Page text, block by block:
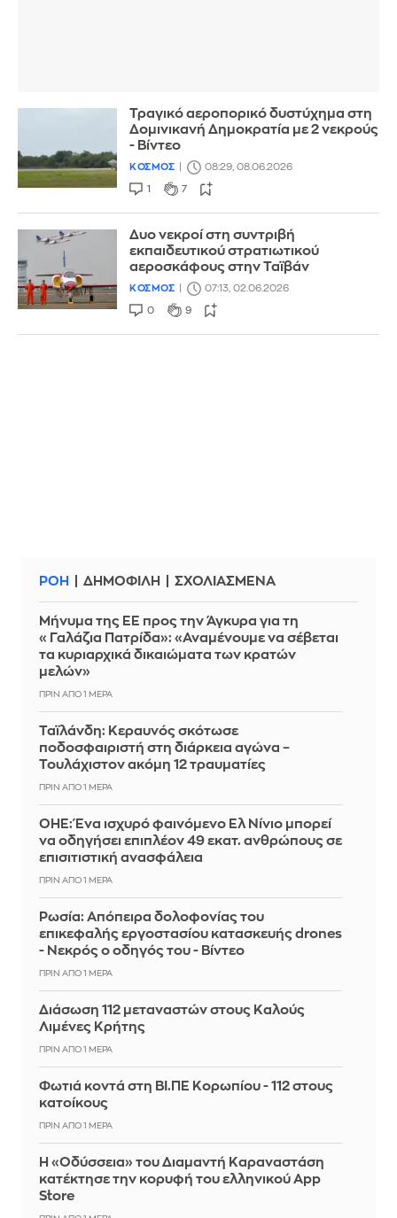
Τραγικό αεροπορικό δυστύχημα στη
Δομινικανή Δημοκρατία με 2 νεκρούς
- Βίντεο
ΚΟΣΜΟΣ 08:29, 08.06.2026
1 7
Δυο νεκροί στη συντριβή
εκπαιδευτικού στρατιωτικού
αεροσκάφους στην Ταϊβάν
ΚΟΣΜΟΣ 07:13, 02.06.2026
0 9
ΡΟΗ ΔΗΜΟΦΙΛΗ ΣΧΟΛΙΑΣΜΕΝΑ
Μήνυμα της ΕΕ προς την Άγκυρα για τη
«Γαλάζια Πατρίδα»: «Αναμένουμε να σέβεται
τα κυριαρχικά δικαιώματα των κρατών
μελών»
ΠΡΙΝ ΑΠΌ 1 ΜΈΡΑ
Ταϊλάνδη: Κεραυνός σκότωσε
ποδοσφαιριστή στη διάρκεια αγώνα –
Τουλάχιστον ακόμη 12 τραυματίες
ΠΡΙΝ ΑΠΌ 1 ΜΈΡΑ
ΟΗΕ: Ένα ισχυρό φαινόμενο Ελ Νίνιο μπορεί
να οδηγήσει επιπλέον 49 εκατ. ανθρώπους σε
επισιτιστική ανασφάλεια
ΠΡΙΝ ΑΠΌ 1 ΜΈΡΑ
Ρωσία: Απόπειρα δολοφονίας του
επικεφαλής εργοστασίου κατασκευής drones
- Νεκρός ο οδηγός του - Βίντεο
ΠΡΙΝ ΑΠΌ 1 ΜΈΡΑ
Διάσωση 112 μεταναστών στους Καλούς
Λιμένες Κρήτης
ΠΡΙΝ ΑΠΌ 1 ΜΈΡΑ
Φωτιά κοντά στη ΒΙ.ΠΕ Κορωπίου - 112 στους
κατοίκους
ΠΡΙΝ ΑΠΌ 1 ΜΈΡΑ
Η «Οδύσσεια» του Διαμαντή Καραναστάση
κατέκτησε την κορυφή του ελληνικού App
Store